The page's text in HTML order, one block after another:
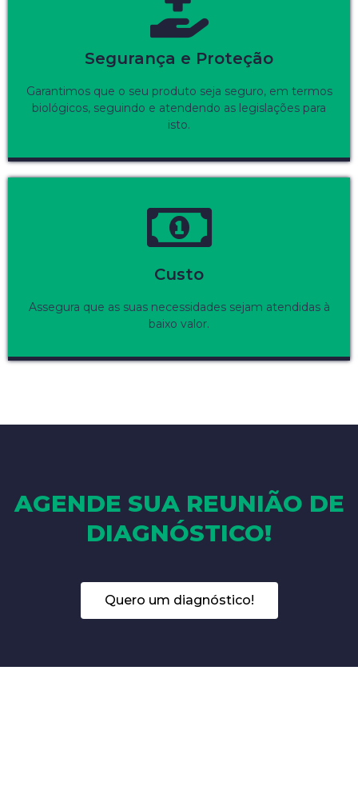
Segurança e Proteção
Garantimos que o seu produto seja seguro, em termos
biológicos, seguindo e atendendo as legislações para
isto.
Custo
Assegura que as suas necessidades sejam atendidas à
baixo valor.
AGENDE SUA REUNIÃO DE
DIAGNÓSTICO!
Quero um diagnóstico!